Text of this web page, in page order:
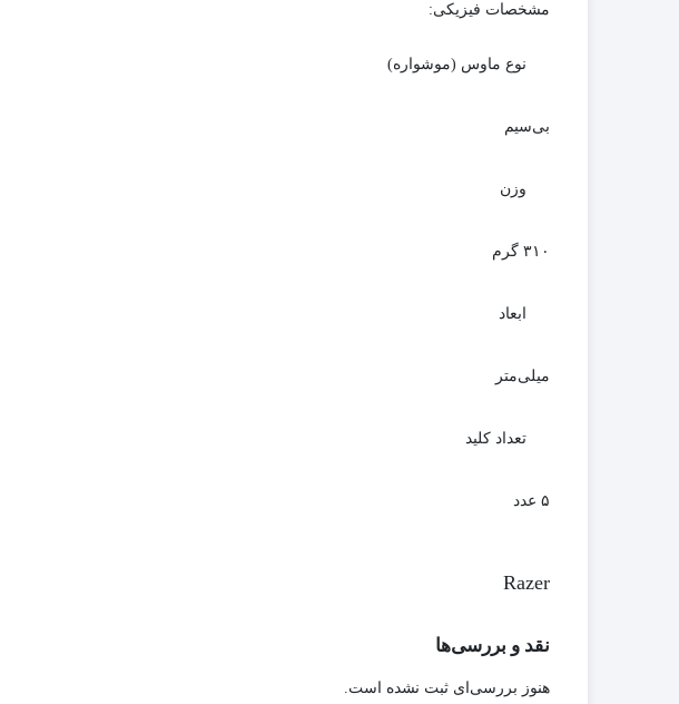
مشخصات فیزیکی:
نوع ماوس (موشواره)
بی‌سیم
وزن
۳۱۰ گرم
ابعاد
میلی‌متر
تعداد کلید
۵ عدد
Razer
نقد و بررسی‌ها
هنوز بررسی‌ای ثبت نشده است.